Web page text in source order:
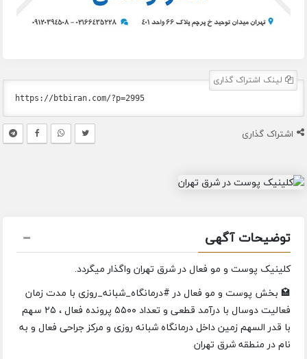
لینک اشتراک گذاری
اشتراک گذاری
توضیحات آگهی
کلینیک پوست و مو فعال در شرق تهران واگذار میگردد.
🏩 بخش پوست و مو فعال در #درمانگاه_شبانه_روزی با مدت زمان
فعالیت دوسال با درآمد قطعی و تعداد ۵۵۰۰ پرونده فعال ، ۲۵ سهم
با قدر السهم زمين داخل درمانگاه شبانه روزی و مرکز جراحی فعال و به
نام در منطقه شرق تهران